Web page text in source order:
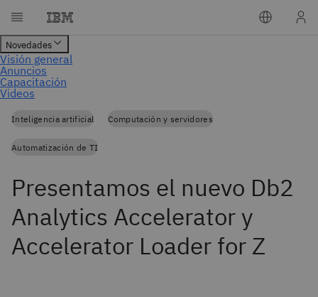
Inteligencia artificial Computación y servidores
Automatización de TI
Presentamos el nuevo Db2
Analytics Accelerator y
Accelerator Loader for Z